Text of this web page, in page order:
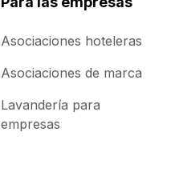
Asociaciones hoteleras
Asociaciones de marca
Lavandería para
empresas